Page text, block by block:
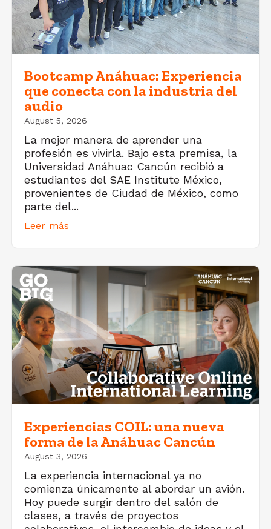
Bootcamp Anáhuac: Experiencia
que conecta con la industria del
audio
August 5, 2026
La mejor manera de aprender una
profesión es vivirla. Bajo esta premisa, la
Universidad Anáhuac Cancún recibió a
estudiantes del SAE Institute México,
provenientes de Ciudad de México, como
parte del...
Leer más
Experiencias COIL: una nueva
forma de la Anáhuac Cancún
August 3, 2026
La experiencia internacional ya no
comienza únicamente al abordar un avión.
Hoy puede surgir dentro del salón de
clases, a través de proyectos